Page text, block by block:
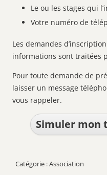
Le ou les stages qui
Votre numéro de
Les demandes
informations sont traitées
Pour toute demande de
laisser un message
vous rappeler.
Simuler mon
Association